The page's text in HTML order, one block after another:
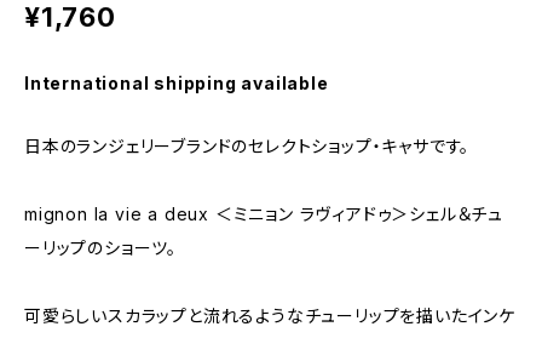
¥1,760
International shipping available
日本のランジェリーブランドのセレクトショップ・キャサです。
mignon la vie a deux ＜ミニョン ラヴィアドゥ＞シェル＆チュ
ーリップのショーツ。
可愛らしいスカラップと流れるようなチューリップを描いたインケ